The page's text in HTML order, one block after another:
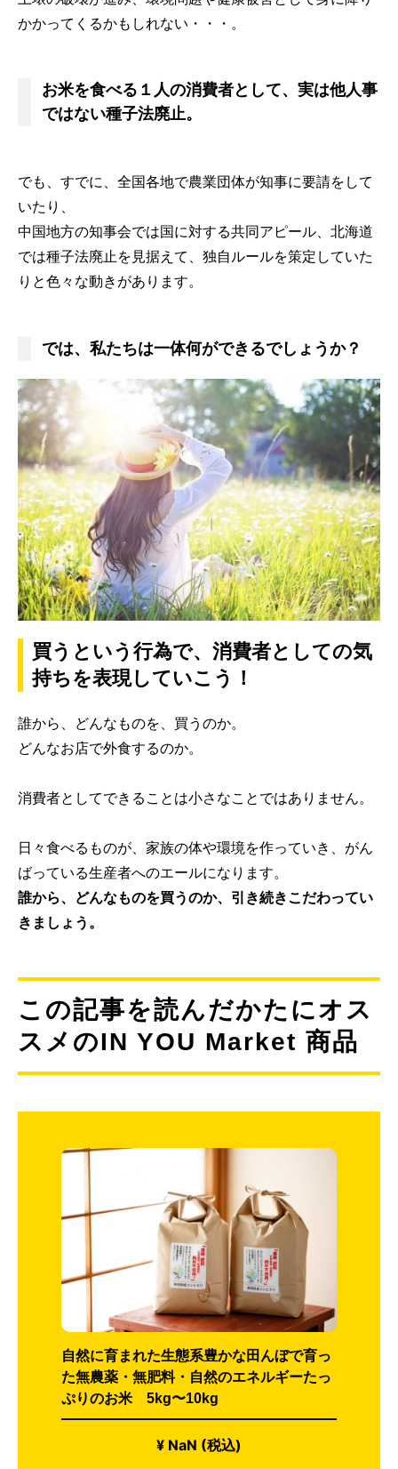
かかってくるかもしれない・・・。
お米を食べる１人の消費者として、実は他人事
ではない種子法廃止。
でも、すでに、全国各地で農業団体が知事に要請をして
いたり、
中国地方の知事会では国に対する共同アピール、北海道
では種子法廃止を見据えて、独自ルールを策定していた
りと色々な動きがあります。
では、私たちは一体何ができるでしょうか？
買うという行為で、消費者としての気
持ちを表現していこう！
誰から、どんなものを、買うのか。
どんなお店で外食するのか。
消費者としてできることは小さなことではありません。
日々食べるものが、家族の体や環境を作っていき、がん
ばっている生産者へのエールになります。
誰から、どんなものを買うのか、引き続きこだわってい
きましょう。
この記事を読んだかたにオス
スメのIN YOU Market 商品
自然に育まれた生態系豊かな田んぼで育っ
た無農薬・無肥料・自然のエネルギーたっ
ぷりのお米 5kg〜10kg
¥ NaN (税込)